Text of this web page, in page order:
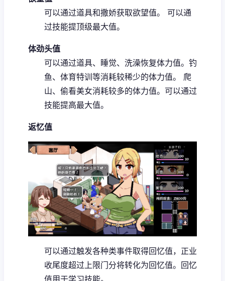
可以通过道具和撒娇获取欲望值。
可以通
过技能提顶级最大值。
体劲头值
可以通过道具、睡觉、洗澡恢复体力值。 钓
鱼、体育特训等消耗较稀少的体力值。
爬
山、偷看美女消耗较多的体力值。 可以通过
技能提高最大值。
返忆值
可以通过触发各种类事件取得回忆值，正业
收尾度超过上限门分将转化为回忆值。 回忆
值用于学习技能。